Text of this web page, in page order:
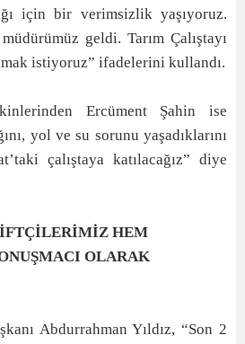
için bir verimsizlik yaşıyoruz.
geldi. Tarım Çalıştayı
istiyoruz” ifadelerini kullandı.
Ercüment Şahin ise
yol ve su sorunu yaşadıklarını
çalıştaya katılacağız” diye
HEM
OLARAK
Abdurrahman Yıldız, “Son 2